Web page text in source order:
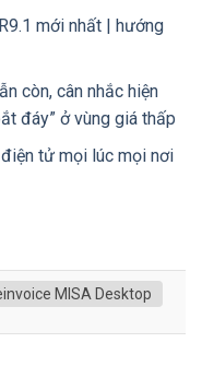
mới nhất | hướng
còn, cân nhắc hiện
đáy” ở vùng giá thấp
tử mọi lúc mọi nơi
MISA Desktop